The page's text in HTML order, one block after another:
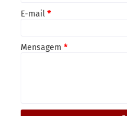
E-mail *
Mensagem *